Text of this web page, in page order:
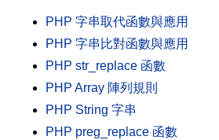
PHP 字串取代函數與應用
PHP 字串比對函數與應用
PHP str_replace 函數
PHP Array 陣列規則
PHP String 字串
PHP preg_replace 函數